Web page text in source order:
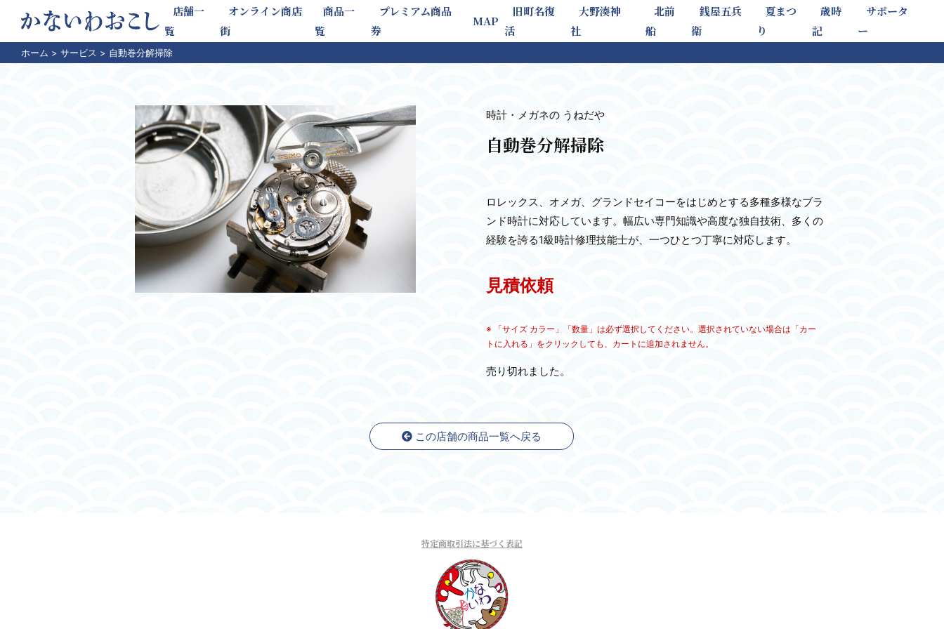
店舗一
覧
オンライン商店
街
商品一
覧
プレミアム商品
券
MAP
旧町名復
活
大野湊神
社
北前
船
銭屋五兵
衛
夏まつ
り
歳時
記
サポータ
ー
ホーム > サービス > 自動巻分解掃除
時計・メガネの うねだや
自動巻分解掃除
ロレックス、オメガ、グランドセイコーをはじめとする多種多様なブラ
ンド時計に対応しています。幅広い専門知識や高度な独自技術、多くの
経験を誇る1級時計修理技能士が、一つひとつ丁寧に対応します。
見積依頼
※ 「サイズ カラー」「数量」は必ず選択してください。選択されていない場合は「カー
トに入れる」をクリックしても、カートに追加されません。
売り切れました。
この店舗の商品一覧へ戻る
特定商取引法に基づく表記